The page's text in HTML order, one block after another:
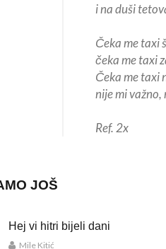
i na duši
Čeka me taxi
čeka me taxi
Čeka me taxi
nije mi važno,
Ref. 2x
JOŠ
Hej vi hitri bijeli dani
Mile Kitić